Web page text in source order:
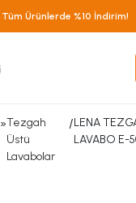
Tüm Ürünlerde %10 İndirim!
»Tezgah
Üstü
Lavabolar
/LENA
LAVABO E-